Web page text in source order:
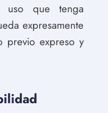
uso que tenga
expresamente
previo expreso y